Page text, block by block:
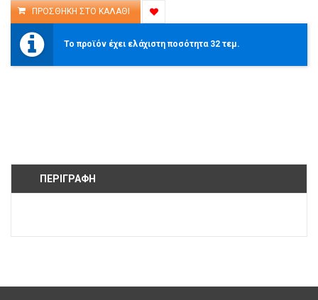
Το προϊόν έχει ελάχιστη ποσότητα 32 τεμ.
ΠΕΡΙΓΡΑΦΉ